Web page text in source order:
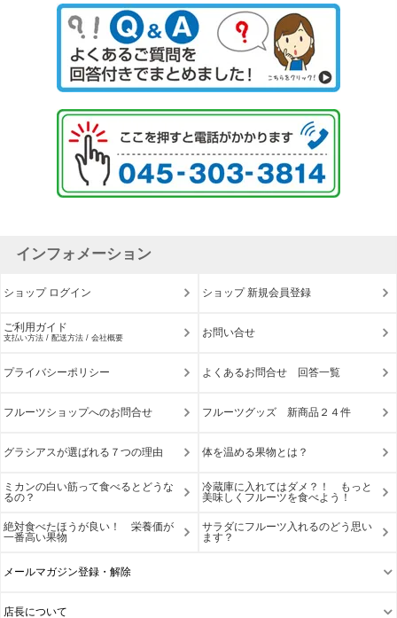
インフォメーション
ショップ ログイン ショップ 新規会員登録
ご利用ガイド
支払い方法 / 配送方法 / 会社概要 お問い合せ
プライバシーポリシー よくあるお問合せ 回答一覧
フルーツショップへのお問合せ フルーツグッズ 新商品２４件
グラシアスが選ばれる７つの理由 体を温める果物とは？
ミカンの白い筋って食べるとどうな
るの？
冷蔵庫に入れてはダメ？！ もっと
美味しくフルーツを食べよう！
絶対食べたほうが良い！ 栄養価が
一番高い果物
サラダにフルーツ入れるのどう思い
ます？
メールマガジン登録・解除
店長について